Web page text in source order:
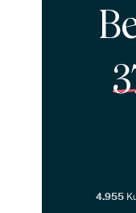
4.955